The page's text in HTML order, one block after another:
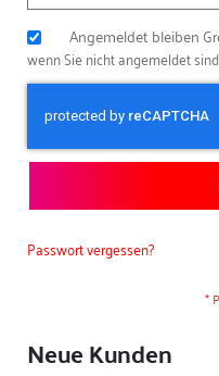
Angemeldet bleiben
wenn Sie nicht angemeldet sind
Passwort vergessen?
Neue Kunden